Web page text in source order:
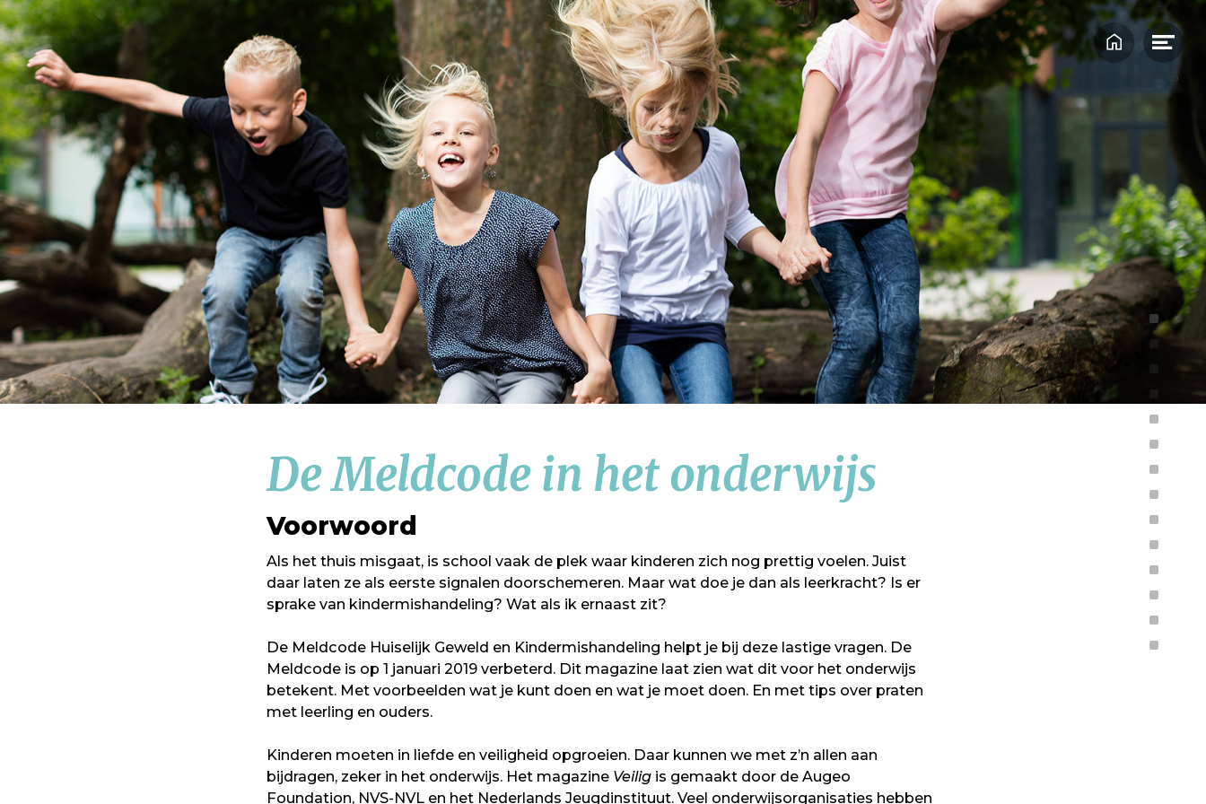
kindermishandeling?
8 tips voor een gesprek met een leerling
De Meldcode in het onderwijs
De Meldcode in het onderwijs
Voorwoord
Als het thuis misgaat, is school vaak de plek waar kinderen zich nog prettig voelen. Juist
daar laten ze als eerste signalen doorschemeren. Maar wat doe je dan als leerkracht? Is er
sprake van kindermishandeling? Wat als ik ernaast zit?
De Meldcode Huiselijk Geweld en Kindermishandeling helpt je bij deze lastige vragen. De
Meldcode is op 1 januari 2019 verbeterd. Dit magazine laat zien wat dit voor het onderwijs
betekent. Met voorbeelden wat je kunt doen en wat je moet doen. En met tips over praten
met leerling en ouders.
Kinderen moeten in liefde en veiligheid opgroeien. Daar kunnen we met z’n allen aan
bijdragen, zeker in het onderwijs. Het magazine Veilig is gemaakt door de Augeo
Foundation, NVS-NVL en het Nederlands Jeugdinstituut. Veel onderwijsorganisaties hebben
/ 15